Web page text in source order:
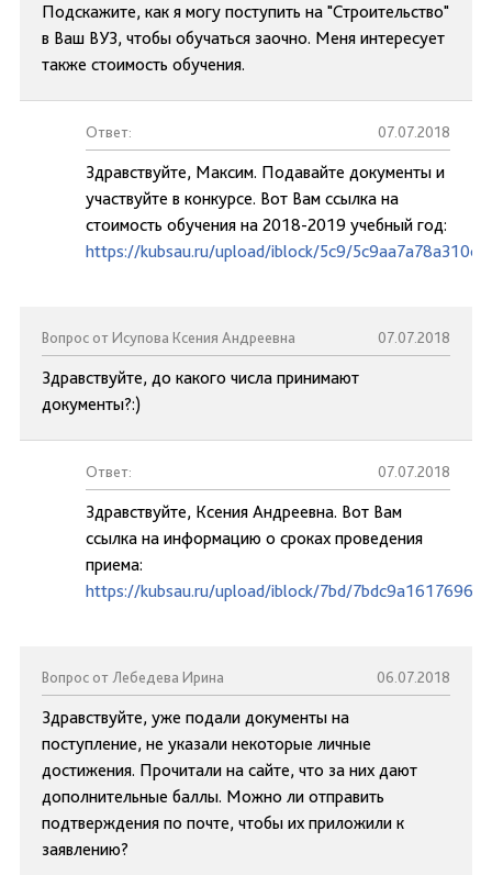
Подскажите, как я могу поступить на "Строительство"
в Ваш ВУЗ, чтобы обучаться заочно. Меня интересует
также стоимость обучения.
Ответ: 07.07.2018
Здравствуйте, Максим. Подавайте документы и
участвуйте в конкурсе. Вот Вам ссылка на
стоимость обучения на 2018-2019 учебный год:
https://kubsau.ru/upload/iblock/5c9/
Вопрос от Исупова Ксения Андреевна 07.07.2018
Здравствуйте, до какого числа принимают
документы?:)
Ответ: 07.07.2018
Здравствуйте, Ксения Андреевна. Вот Вам
ссылка на информацию о сроках проведения
приема:
https://kubsau.ru/upload/iblock/7bd/
Вопрос от Лебедева Ирина 06.07.2018
Здравствуйте, уже подали документы на
поступление, не указали некоторые личные
достижения. Прочитали на сайте, что за них дают
дополнительные баллы. Можно ли отправить
подтверждения по почте, чтобы их приложили к
заявлению?